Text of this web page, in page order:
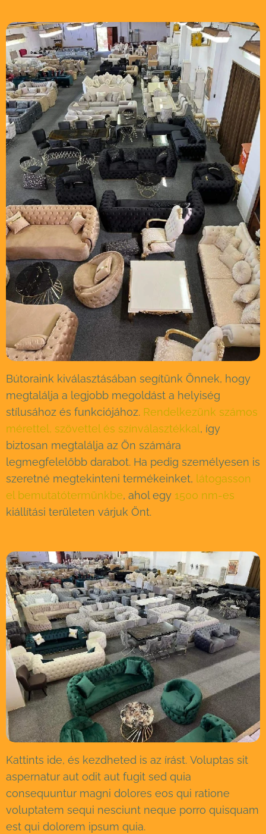
Bútoraink kiválasztásában segítünk Önnek, hogy
megtalálja a legjobb megoldást a helyiség
stílusához és funkciójához. Rendelkezünk számos
mérettel, szövettel és színválasztékkal, így
biztosan megtalálja az Ön számára
legmegfelelőbb darabot. Ha pedig személyesen is
szeretné megtekinteni termékeinket, látogasson
el bemutatótermünkbe, ahol egy 1500 nm-es
kiállítási területen várjuk Önt.
Kattints ide, és kezdheted is az írást. Voluptas sit
aspernatur aut odit aut fugit sed quia
consequuntur magni dolores eos qui ratione
voluptatem sequi nesciunt neque porro quisquam
est qui dolorem ipsum quia.